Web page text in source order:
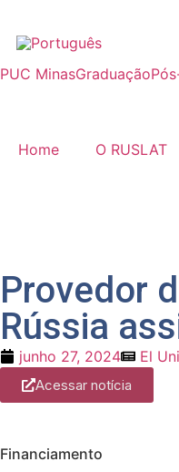
PUC MinasGraduação
Home O RUSLAT
Provedor
Rússia
junho 27, 2024 El
Acessar notícia
Financiamento